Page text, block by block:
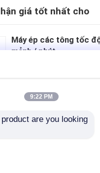
giá tốt nhất cho
Máy ép các tông tốc
mảnh / phút
tục
9:22 PM
are you looking